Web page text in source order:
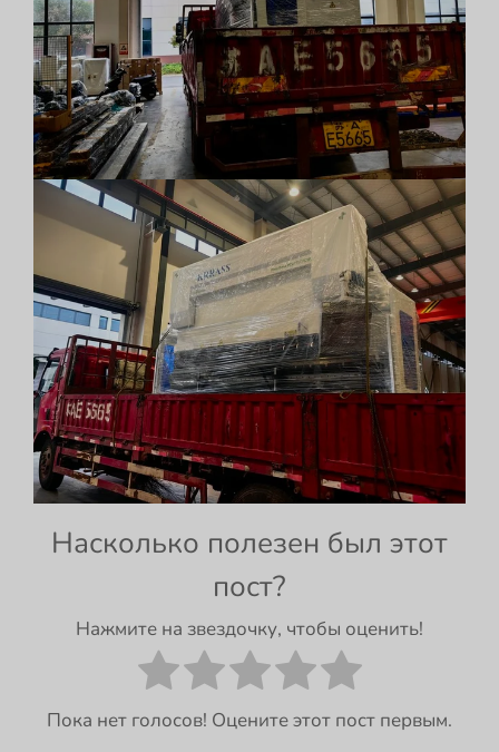
Насколько полезен был этот
пост?
Нажмите на звездочку, чтобы оценить!
Пока нет голосов! Оцените этот пост первым.